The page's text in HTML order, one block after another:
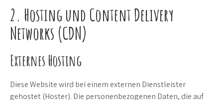
2. Hosting und Content Delivery
Networks (CDN)
Externes Hosting
Diese Website wird bei einem externen Dienstleister
gehostet (Hoster). Die personenbezogenen Daten, die auf